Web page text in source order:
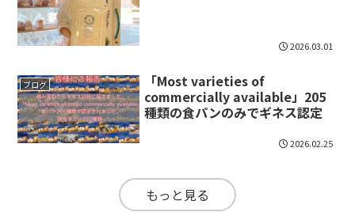
2026.03.01
ブログ
「Most varieties of
commercially available」205
種類の食パンのみでギネス認定
2026.02.25
もっと見る